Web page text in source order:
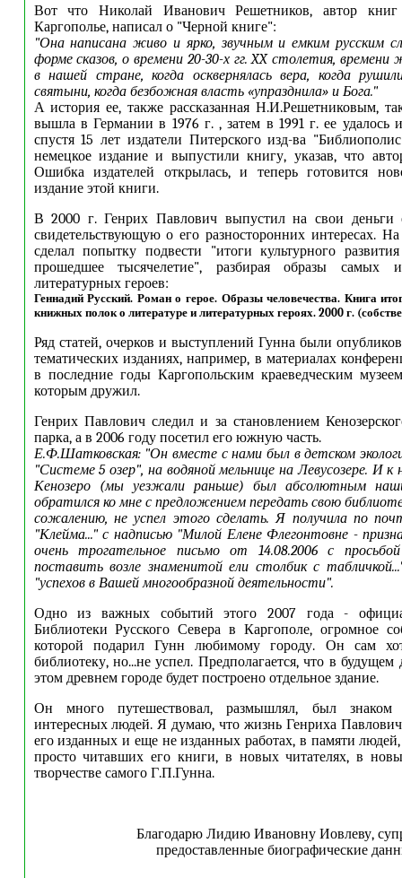
Вот что Николай Иванович Решетников, автор
Каргополье, написал о "Черной книге":
"Она написана живо и ярко, звучным и емким русским
форме сказов, о времени 20-30-х гг. XX столетия, времени
в нашей стране, когда осквернялась вера, когда
святыни, когда безбожная власть «упразднила» и Бога."
А история ее, также рассказанная Н.И.Решетниковым,
вышла в Германии в 1976 г. , затем в 1991 г. ее
спустя 15 лет издатели Питерского изд-ва
немецкое издание и выпустили книгу, указав, что
Ошибка издателей открылась, и теперь готовится
издание этой книги.
В 2000 г. Генрих Павлович выпустил на свои деньги
свидетельствующую о его разносторонних интересах.
сделал попытку подвести "итоги культурного развития
прошедшее тысячелетие", разбирая образы самых
литературных героев:
Геннадий Русский. Роман о герое. Образы человечества. Книга
книжных полок о литературе и литературных героях. 2000 г.
Ряд статей, очерков и выступлений Гунна были
тематических изданиях, например, в материалах
в последние годы Каргопольским краеведческим
которым дружил.
Генрих Павлович следил и за становлением
парка, а в 2006 году посетил его южную часть.
Е.Ф.Шатковская: "Он вместе с нами был в детском
"Системе 5 озер", на водяной мельнице на Левусозере. И к
Кенозеро (мы уезжали раньше) был абсолютным
обратился ко мне с предложением передать свою
сожалению, не успел этого сделать. Я получила по
"Клейма..." с надписью "Милой Елене Флегонтовне -
очень трогательное письмо от 14.08.2006 с
поставить возле знаменитой ели столбик с
"успехов в Вашей многообразной деятельности".
Одно из важных событий этого 2007 года -
Библиотеки Русского Севера в Каргополе, огромное
которой подарил Гунн любимому городу. Он сам
библиотеку, но...не успел. Предполагается, что в будущем
этом древнем городе будет построено отдельное здание.
Он много путешествовал, размышлял, был знаком
интересных людей. Я думаю, что жизнь Генриха
его изданных и еще не изданных работах, в памяти
просто читавших его книги, в новых читателях, в
творчестве самого Г.П.Гунна.
Благодарю Лидию Ивановну Иовлеву,
предоставленные биографические